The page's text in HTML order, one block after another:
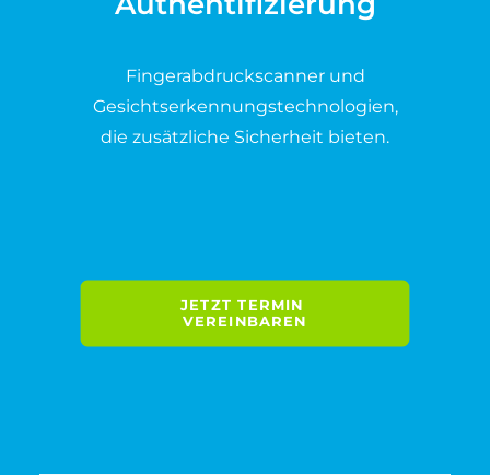
Fingerabdruckscanner und
Gesichtserkennungstechnologien,
die zusätzliche Sicherheit bieten.
JETZT TERMIN
VEREINBAREN